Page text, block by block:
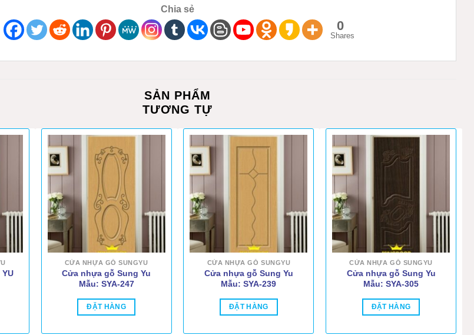
Chia sẻ
0
Shares
SẢN PHẨM
TƯƠNG TỰ
YU
CỬA NHỰA GỖ SUNGYU
Cửa nhựa gỗ Sung Yu
Mẫu: SYA-247
ĐẶT HÀNG
CỬA NHỰA GỖ SUNGYU
Cửa nhựa gỗ Sung Yu
Mẫu: SYA-239
ĐẶT HÀNG
CỬA NHỰA GỖ SUNGYU
Cửa nhựa gỗ Sung Yu
Mẫu: SYA-305
ĐẶT HÀNG